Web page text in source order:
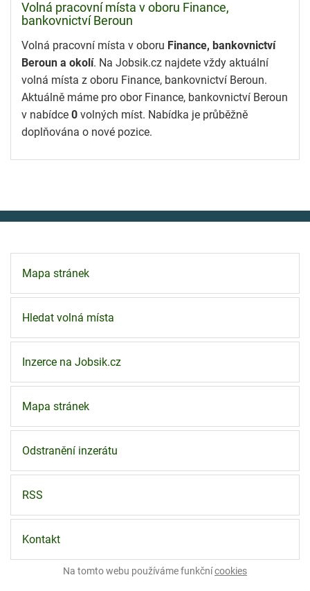
Volná pracovní místa v oboru Finance,
bankovnictví Beroun
Volná pracovní místa v oboru Finance, bankovnictví
Beroun a okolí. Na Jobsik.cz najdete vždy aktuální
volná místa z oboru Finance, bankovnictví Beroun.
Aktuálně máme pro obor Finance, bankovnictví Beroun
v nabídce 0 volných míst. Nabídka je průběžně
doplňována o nové pozice.
Mapa stránek
Hledat volná místa
Inzerce na Jobsik.cz
Mapa stránek
Odstranění inzerátu
RSS
Kontakt
Na tomto webu používáme funkčnícookies